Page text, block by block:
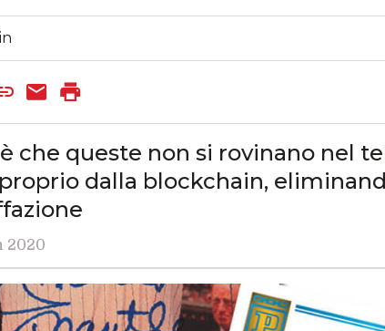
che queste non si rovinano nel
dalla blockchain,
2020